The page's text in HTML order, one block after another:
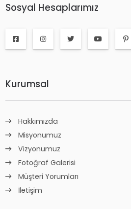
Sosyal Hesaplarımız
Kurumsal
Hakkımızda
Misyonumuz
Vizyonumuz
Fotoğraf Galerisi
Müşteri Yorumları
İletişim